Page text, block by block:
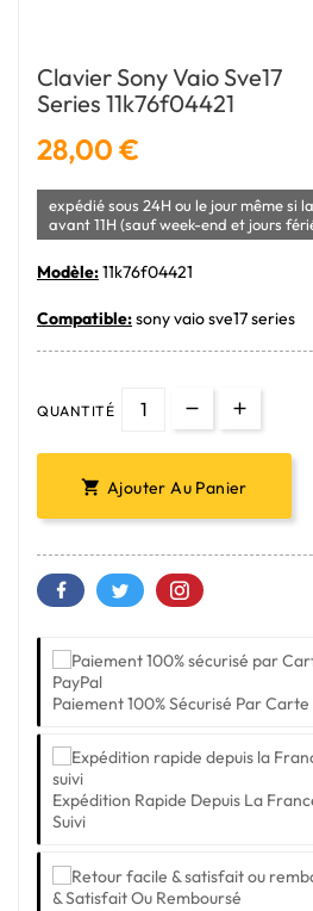
Clavier Sony Vaio Sve17
Series 11k76f04421
28,00 €
expédié sous 24H ou le jour même si
avant 11H (sauf week-end et jours
Modèle:11k76f04421
Compatible:sony vaio sve17 series
QUANTITÉ
 Ajouter Au Panier
Paiement 100% Sécurisé Par
Expédition Rapide Depuis La
Suivi
& Satisfait Ou Remboursé